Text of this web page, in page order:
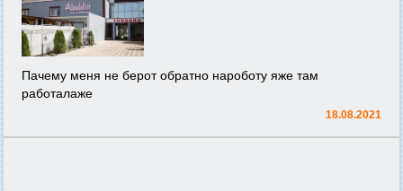
Пачему меня не берот обратно нароботу яже там
работалаже
18.08.2021